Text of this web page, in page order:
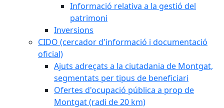
Informació relativa a la gestió del
patrimoni
Inversions
CIDO (cercador d'informació i documentació
oficial)
Ajuts adreçats a la ciutadania de Montgat,
segmentats per tipus de beneficiari
Ofertes d'ocupació pública a prop de
Montgat (radi de 20 km)